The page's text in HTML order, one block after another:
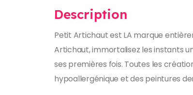
Description
Petit Artichaut est LA marque
Artichaut, immortalisez les instants
ses premières fois. Toutes les
hypoallergénique et des peintures